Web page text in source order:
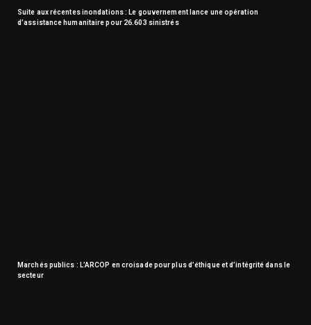
Suite aux récentes inondations : Le gouvernement lance une opération
d’assistance humanitaire pour 26.603 sinistrés
Marchés publics : L’ARCOP en croisade pour plus d’éthique et d’intégrité dans le
secteur